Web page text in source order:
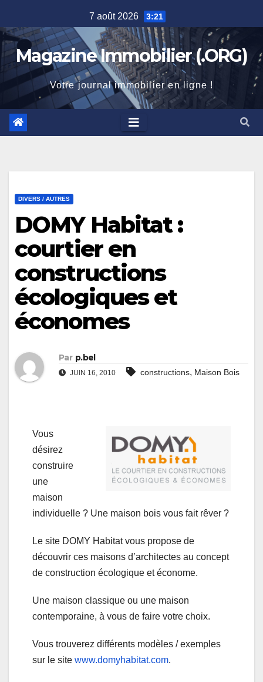
to
content
7 août 2026 3:21
Magazine Immobilier (.ORG)
Votre journal immobilier en ligne !
DIVERS / AUTRES
DOMY Habitat :
courtier en
constructions
écologiques et
économes
Par p.bel
JUIN 16, 2010 constructions, Maison Bois
Vous
désirez
construire
une
maison
individuelle ? Une maison bois vous fait rêver ?
Le site DOMY Habitat vous propose de
découvrir ces maisons d’architectes au concept
de construction écologique et économe.
Une maison classique ou une maison
contemporaine, à vous de faire votre choix.
Vous trouverez différents modèles / exemples
sur le site www.domyhabitat.com.